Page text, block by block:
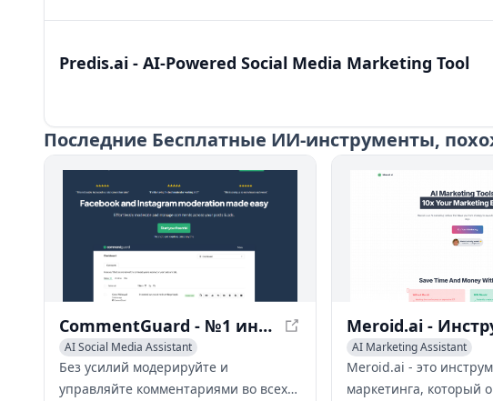
Predis.ai - AI-Powered Social Media Marketing Tool
Последние Бесплатные ИИ-инструменты,
CommentGuard - №1 инструмент модерации комментариев для Facebook и Instagram
AI Social Media Assistant
AI Customer Service Assistant
AI Response Generator
Без усилий модерируйте и
управляйте комментариями во всех
AI Marketing Assistant
AI Advertising Assistant
AI Social Media Assistant
Meroid.ai - это
маркетинга, который